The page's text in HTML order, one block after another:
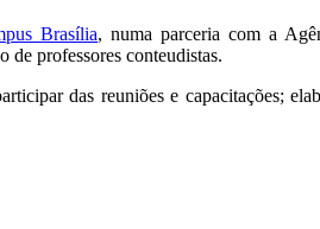
Brasília, numa parceria com a
de professores conteudistas.
das reuniões e capacitações;